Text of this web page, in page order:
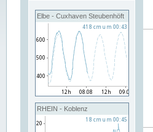
Elbe - Cuxhaven Steubenhöft
RHEIN - Koblenz